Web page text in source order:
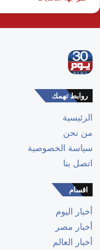
روابط تهمك
الرئيسية
من نحن
سياسة الخصوصية
اتصل بنا
اقسام
أخبار اليوم
أخبار مصر
أخبار العالم